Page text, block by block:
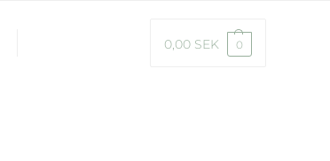
0,00 SEK 0